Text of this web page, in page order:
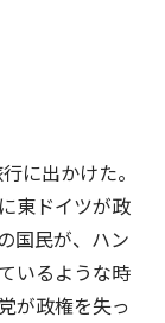
に出かけた。
東ドイツが政
国民が、ハン
いるような時
が政権を失っ